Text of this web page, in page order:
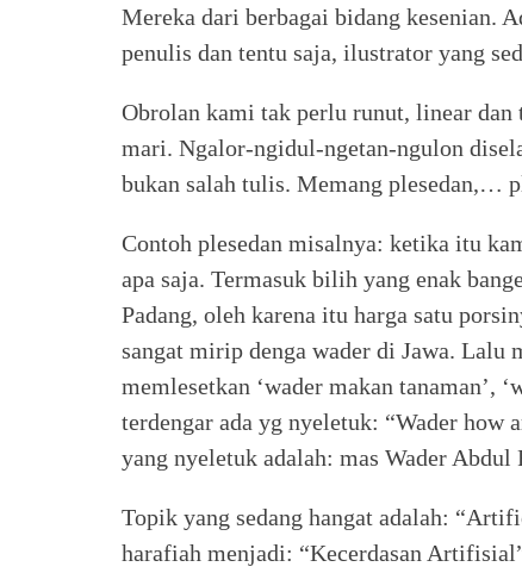
Mereka dari berbagai bidang kesenian.
penulis dan tentu saja, ilustrator yang
Obrolan kami tak perlu runut, linear
mari. Ngalor-ngidul-ngetan-ngulon
bukan salah tulis. Memang plesedan,…
Contoh plesedan misalnya: ketika itu
apa saja. Termasuk bilih yang enak
Padang, oleh karena itu harga satu
sangat mirip denga wader di Jawa. Lalu
memlesetkan ‘wader makan tanaman’,
terdengar ada yg nyeletuk: “Wader how
yang nyeletuk adalah: mas Wader Abdul
Topik yang sedang hangat adalah:
harafiah menjadi: “Kecerdasan